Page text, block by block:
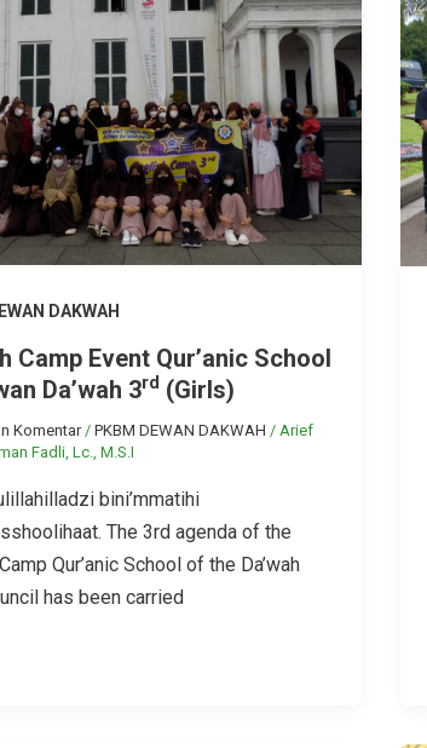
DAKWAH
Camp Event Qur’anic School
Da’wah 3rd (Girls)
Komentar / PKBM DEWAN DAKWAH / Arief
Fadli, Lc., M.S.I
bini’mmatihi
The 3rd agenda of the
Qur’anic School of the Da’wah
has been carried